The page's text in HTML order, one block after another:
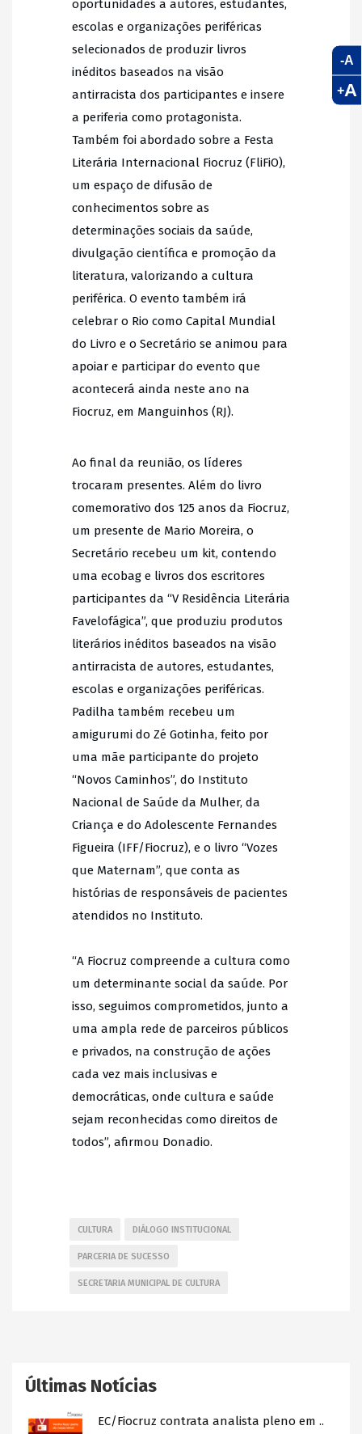
Últimas Notícias
EC/Fiocruz contrata analista pleno em ..
oportunidades a autores, estudantes,
escolas e organizações periféricas
selecionados de produzir livros
inéditos baseados na visão
antirracista dos participantes e insere
a periferia como protagonista.
Também foi abordado sobre a Festa
Literária Internacional Fiocruz (FliFiO),
um espaço de difusão de
conhecimentos sobre as
determinações sociais da saúde,
divulgação científica e promoção da
literatura, valorizando a cultura
periférica. O evento também irá
celebrar o Rio como Capital Mundial
do Livro e o Secretário se animou para
apoiar e participar do evento que
acontecerá ainda neste ano na
Fiocruz, em Manguinhos (RJ).
Ao final da reunião, os líderes
trocaram presentes. Além do livro
comemorativo dos 125 anos da Fiocruz,
um presente de Mario Moreira, o
Secretário recebeu um kit, contendo
uma ecobag e livros dos escritores
participantes da “V Residência Literária
Favelofágica”, que produziu produtos
literários inéditos baseados na visão
antirracista de autores, estudantes,
escolas e organizações periféricas.
Padilha também recebeu um
amigurumi do Zé Gotinha, feito por
uma mãe participante do projeto
“Novos Caminhos”, do Instituto
Nacional de Saúde da Mulher, da
Criança e do Adolescente Fernandes
Figueira (IFF/Fiocruz), e o livro “Vozes
que Maternam”, que conta as
histórias de responsáveis de pacientes
atendidos no Instituto.
“A Fiocruz compreende a cultura como
um determinante social da saúde. Por
isso, seguimos comprometidos, junto a
uma ampla rede de parceiros públicos
e privados, na construção de ações
cada vez mais inclusivas e
democráticas, onde cultura e saúde
sejam reconhecidas como direitos de
todos”, afirmou Donadio.
CULTURA DIÁLOGO INSTITUCIONAL
PARCERIA DE SUCESSO
SECRETARIA MUNICIPAL DE CULTURA
-A
+A